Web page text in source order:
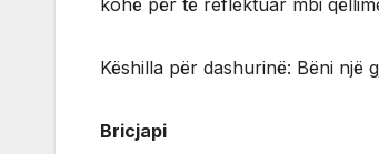
kohë për të reflektuar mbi
Këshilla për dashurinë: Bëni një
Bricjapi